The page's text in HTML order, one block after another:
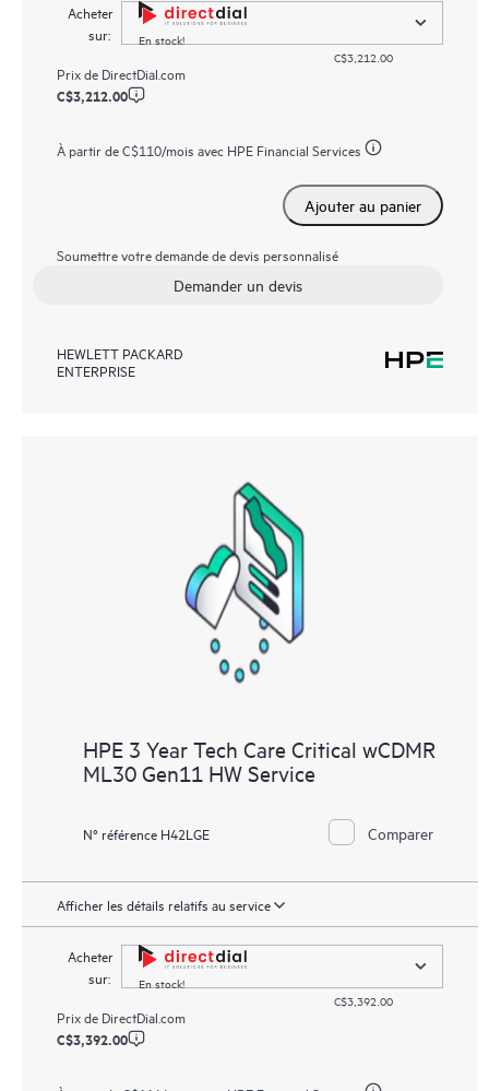
Acheter
sur:
En stock!
C$3,212.00
Prix de DirectDial.com
C$3,212.00
À partir deC$110/mois avec HPE Financial Services
Ajouter au panier
Soumettre votre demande de devis personnalisé
Demander un devis
HEWLETT PACKARD
ENTERPRISE
HPE 3 Year Tech Care Critical wCDMR
ML30 Gen11 HW Service
N° référence H42LGE Comparer
Afficher les détails relatifs au service
Acheter
sur:
En stock!
C$3,392.00
Prix de DirectDial.com
C$3,392.00